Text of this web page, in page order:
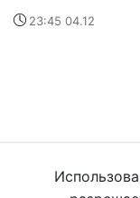
23:45 04.12